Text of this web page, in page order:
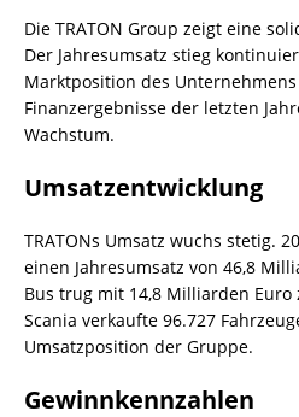
Die TRATON Group zeigt eine
Der Jahresumsatz stieg
Marktposition des
Finanzergebnisse der letzten
Wachstum.
Umsatzentwicklung
TRATONs Umsatz wuchs stetig.
einen Jahresumsatz von 46,8
Bus trug mit 14,8 Milliarden Euro
Scania verkaufte 96.727
Umsatzposition der Gruppe.
Gewinnkennzahlen